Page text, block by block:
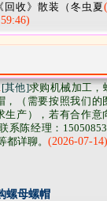
回收》散装（冬虫夏
[其他]求购机械加工，
，（需要按照我们的
生产），若有合作意
系陈经理：
都详聊。 (2026-07-14)
螺母螺帽